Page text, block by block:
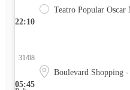
22:10
Teatro Popular Oscar
05:45
31/08
Boulevard Shopping